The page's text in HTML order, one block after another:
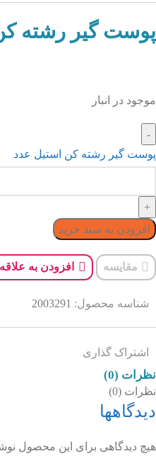
پوست گیر رشته
موجود در انبار
پوست گیر رشته کن استیل عدد
افزودن به سبد خرید
مقایسه افزودن به
شناسه محصول: 2003291
اشتراک گذاری
نظرات (0)
نظرات (0)
دیدگاهها
هیچ دیدگاهی برای این محصول